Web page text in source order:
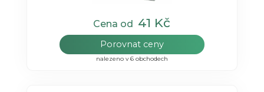
Cena od 41 Kč
Porovnat ceny
nalezeno v 6 obchodech